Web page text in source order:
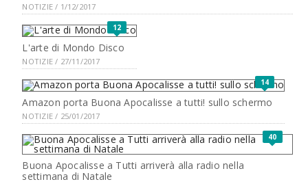
NOTIZIE / 1/12/2017
12
L'arte di Mondo Disco
NOTIZIE / 27/11/2017
14
Amazon porta Buona Apocalisse a tutti! sullo schermo
NOTIZIE / 25/01/2017
40
Buona Apocalisse a Tutti arriverà alla radio nella
settimana di Natale